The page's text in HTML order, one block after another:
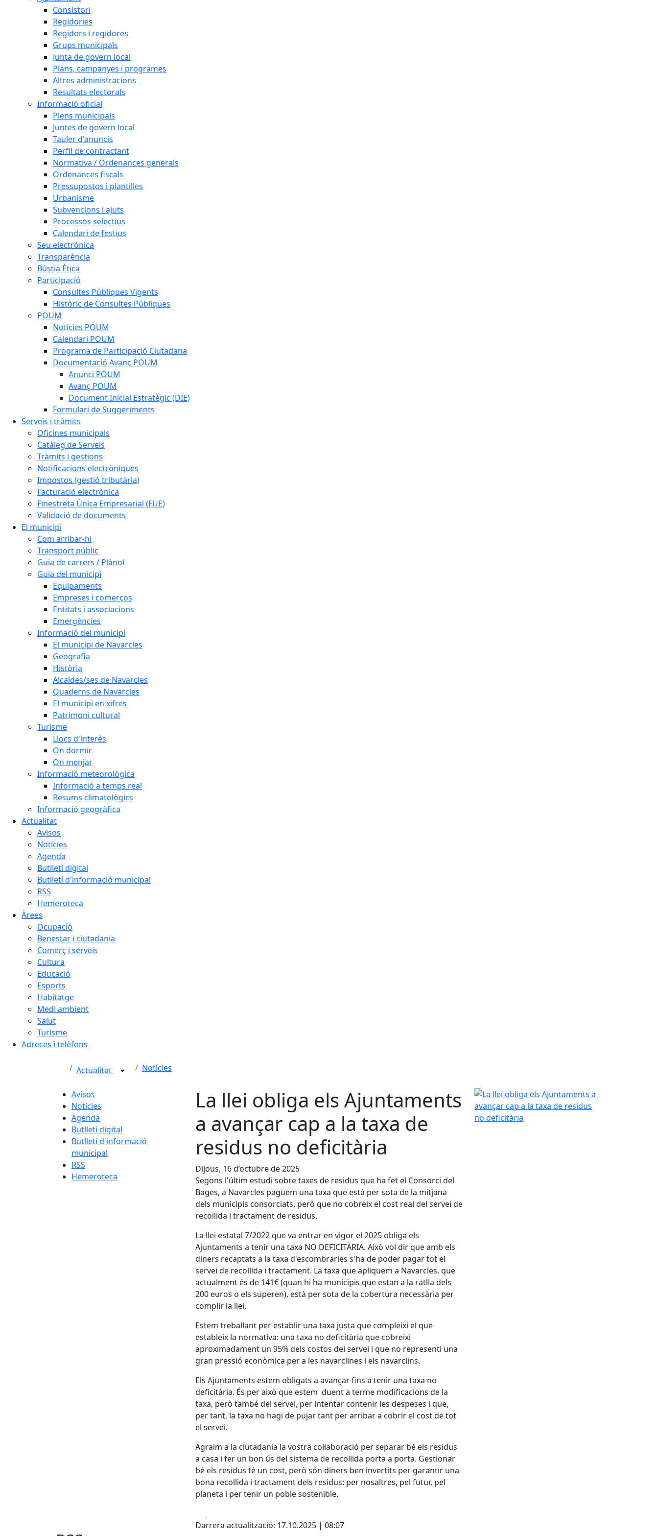
Consistori
Regidories
Regidors i regidores
Grups municipals
Junta de govern local
Plans, campanyes i programes
Altres administracions
Resultats electorals
Informació oficial
Plens municipals
Juntes de govern local
Tauler d'anuncis
Perfil de contractant
Normativa / Ordenances generals
Ordenances fiscals
Pressupostos i plantilles
Urbanisme
Subvencions i ajuts
Processos selectius
Calendari de festius
Seu electrònica
Transparència
Bústia Ètica
Participació
Consultes Públiques Vigents
Històric de Consultes Públiques
POUM
Noticies POUM
Calendari POUM
Programa de Participació Ciutadana
Documentació Avanç POUM
Anunci POUM
Avanç POUM
Document Inicial Estratègic (DIE)
Formulari de Suggeriments
Serveis i tràmits
Oficines municipals
Catàleg de Serveis
Tràmits i gestions
Notificacions electròniques
Impostos (gestió tributària)
Facturació electrònica
Finestreta Única Empresarial (FUE)
Validació de documents
El municipi
Com arribar-hi
Transport públic
Guia de carrers / Plànol
Guia del municipi
Equipaments
Empreses i comerços
Entitats i associacions
Emergències
Informació del municipi
El municipi de Navarcles
Geografia
Història
Alcaldes/ses de Navarcles
Quaderns de Navarcles
El municipi en xifres
Patrimoni cultural
Turisme
Llocs d'interès
On dormir
On menjar
Informació meteorològica
Informació a temps real
Resums climatològics
Informació geogràfica
Actualitat
Avisos
Notícies
Agenda
Butlletí digital
Butlletí d'informació municipal
RSS
Hemeroteca
Àrees
Ocupació
Benestar i ciutadania
Comerç i serveis
Cultura
Educació
Esports
Habitatge
Medi ambient
Salut
Turisme
Adreces i telèfons
Actualitat Notícies
Avisos
Notícies
Agenda
Butlletí digital
Butlletí d'informació
municipal
RSS
Hemeroteca
La llei obliga els Ajuntaments
a avançar cap a la taxa de
residus no deficitària
Dijous, 16 d’octubre de 2025
Segons l'últim estudi sobre taxes de residus que ha fet el Consorci del
Bages, a Navarcles paguem una taxa que està per sota de la mitjana
dels municipis consorciats, però que no cobreix el cost real del servei de
recollida i tractament de residus.
La llei estatal 7/2022 que va entrar en vigor el 2025 obliga els
Ajuntaments a tenir una taxa NO DEFICITÀRIA. Això vol dir que amb els
diners recaptats a la taxa d'escombraries s'ha de poder pagar tot el
servei de recollida i tractament. La taxa que apliquem a Navarcles, que
actualment és de 141€ (quan hi ha municipis que estan a la ratlla dels
200 euros o els superen), està per sota de la cobertura necessària per
complir la llei.
Estem treballant per establir una taxa justa que compleixi el que
estableix la normativa: una taxa no deficitària que cobreixi
aproximadament un 95% dels costos del servei i que no representi una
gran pressió econòmica per a les navarclines i els navarclins.
Els Ajuntaments estem obligats a avançar fins a tenir una taxa no
deficitària. És per això que estem duent a terme modificacions de la
taxa, però també del servei, per intentar contenir les despeses i que,
per tant, la taxa no hagi de pujar tant per arribar a cobrir el cost de tot
el servei.
Agraïm a la ciutadania la vostra col·laboració per separar bé els residus
a casa i fer un bon ús del sistema de recollida porta a porta. Gestionar
bé els residus té un cost, però són diners ben invertits per garantir una
bona recollida i tractament dels residus: per nosaltres, pel futur, pel
planeta i per tenir un poble sostenible.
Darrera actualització: 17.10.2025 | 08:07
La llei obliga els Ajuntaments a avançar cap a la